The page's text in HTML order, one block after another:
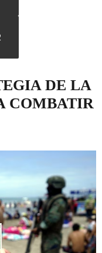
DE LA
COMBATIR